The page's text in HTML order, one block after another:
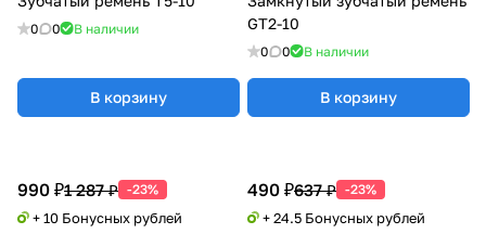
0 0 В наличии
В корзину
GT2-10
0 0 В наличии
В корзину
990 ₽1 287 ₽ -23%
+ 10 Бонусных рублей
490 ₽637 ₽ -23%
+ 24.5 Бонусных рублей